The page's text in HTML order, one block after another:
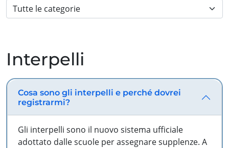
Interpelli
Cosa sono gli interpelli e perché dovrei
registrarmi?
Gli interpelli sono il nuovo sistema ufficiale
adottato dalle scuole per assegnare supplenze. A